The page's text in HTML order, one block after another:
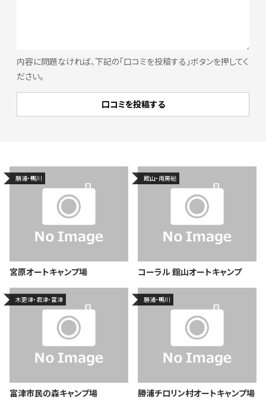
内容に問題なければ、下記の「口コミを投稿する」ボタンを押してく
ださい。
勝浦・鴨川
宮原オートキャンプ場
館山・南房総
コーラル 館山オートキャンプ
木更津・君津・富津
富津市民の森キャンプ場
勝浦・鴨川
勝浦チロリン村オートキャンプ場